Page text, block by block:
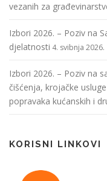
vezanih za
Izbori 2026. – Poziv na
djelatnosti 4. svibnja 2026.
Izbori 2026. – Poziv na
čišćenja, krojačke
popravaka kućanskih i
KORISNI LINKOVI